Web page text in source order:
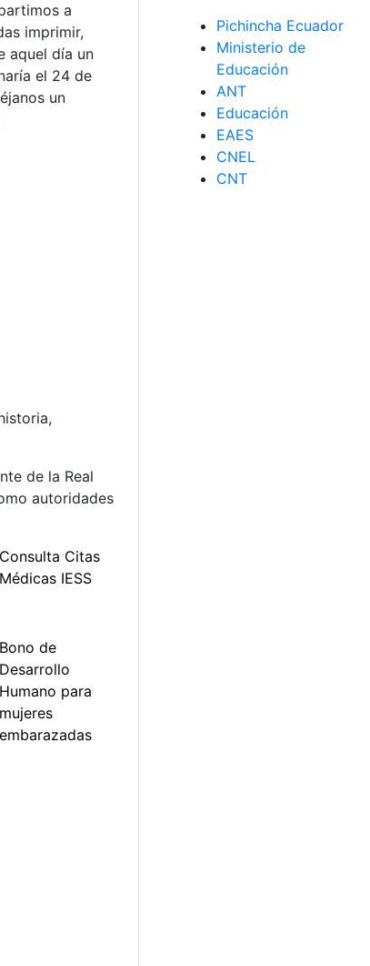
a
imprimir,
aquel día un
el 24 de
un
de la Real
autoridades
Pichincha Ecuador
Ministerio de
Educación
ANT
Educación
EAES
CNEL
CNT